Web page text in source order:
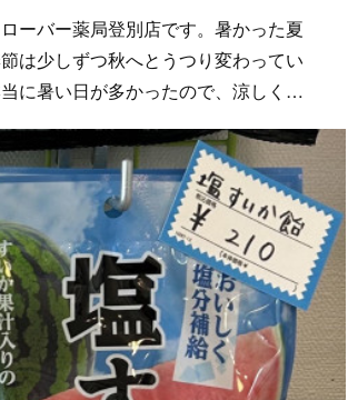
ーバー薬局登別店です。暑かった夏
は少しずつ秋へとうつり変わってい
に暑い日が多かったので、涼しく…